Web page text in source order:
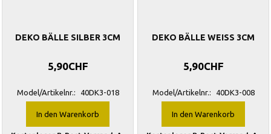
DEKO BÄLLE SILBER 3CM
5,90CHF
Model/Artikelnr.: 40DK3-018
In den Warenkorb
DEKO BÄLLE WEISS 3CM
5,90CHF
Model/Artikelnr.: 40DK3-008
In den Warenkorb